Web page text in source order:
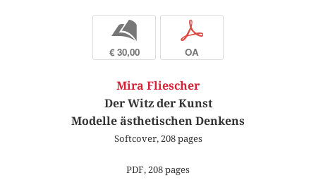
b
€ 30,00
p
OA
Mira Fliescher
Der Witz der Kunst
Modelle ästhetischen Denkens
Softcover, 208 pages
PDF, 208 pages